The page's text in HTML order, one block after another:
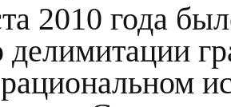
2010 года
делимитации